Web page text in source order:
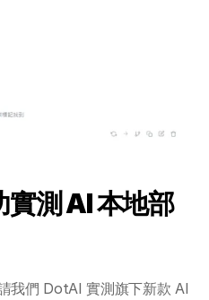
測 AI 本地部
我們 DotAI 實測旗下新款 AI